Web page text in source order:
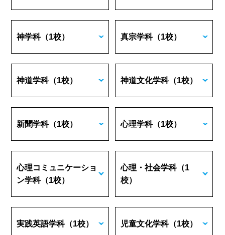
神学科（1校） 真宗学科（1校）
神道学科（1校） 神道文化学科（1校）
新聞学科（1校） 心理学科（1校）
心理コミュニケーショ
ン学科（1校）
心理・社会学科（1
校）
実践英語学科（1校） 児童文化学科（1校）